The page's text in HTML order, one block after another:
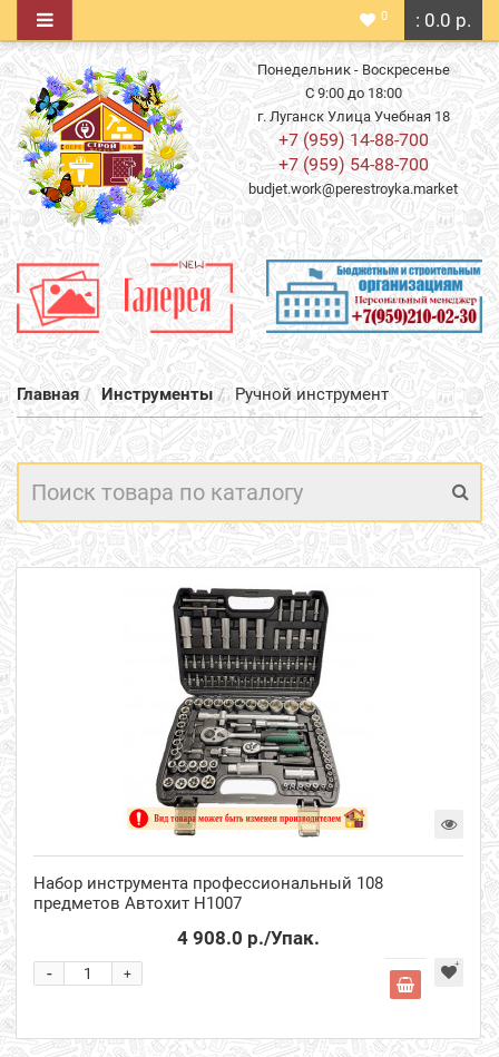
: 0.0 р.
0
Понедельник - Воскресенье
С 9:00 до 18:00
г. Луганск Улица Учебная 18
+7 (959) 14-88-700
+7 (959) 54-88-700
budjet.work@perestroyka.market
Главная Инструменты Ручной инструмент
Набор инструмента профессиональный 108
предметов Автохит Н1007
4 908.0 р./Упак.
+
-